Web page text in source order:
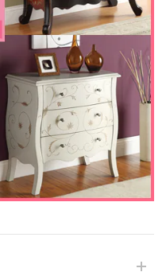
に気になりませんでし
したので、安く購入でき
にして頂き、助かりまし
誠にありがとうござ
い物にご満足いただけ
じます。 引き続き、
します。